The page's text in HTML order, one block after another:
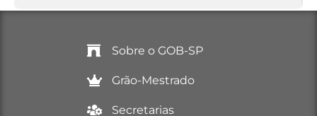
Sobre o GOB-SP
Grão-Mestrado
Secretarias